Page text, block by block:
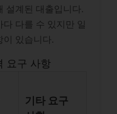
설계된 대출입니다.
다를 수 있지만 일
있습니다.
요구 사항
기타 요구